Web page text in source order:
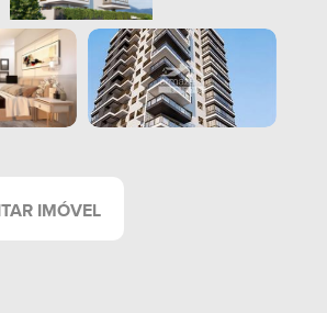
IMÓVEL